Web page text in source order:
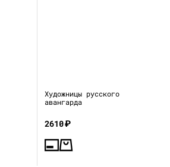
Художницы русского
авангарда
2610₽